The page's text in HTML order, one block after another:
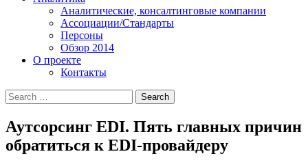
Аналитические, консалтинговые компании
Ассоциации/Стандарты
Персоны
Обзор 2014
О проекте
Контакты
Аутсорсинг EDI. Пять главных причин
обратиться к EDI-провайдеру